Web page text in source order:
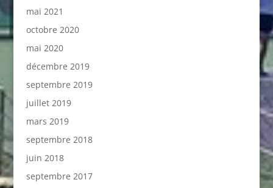
mai 2021
octobre 2020
mai 2020
décembre 2019
septembre 2019
juillet 2019
mars 2019
septembre 2018
juin 2018
septembre 2017